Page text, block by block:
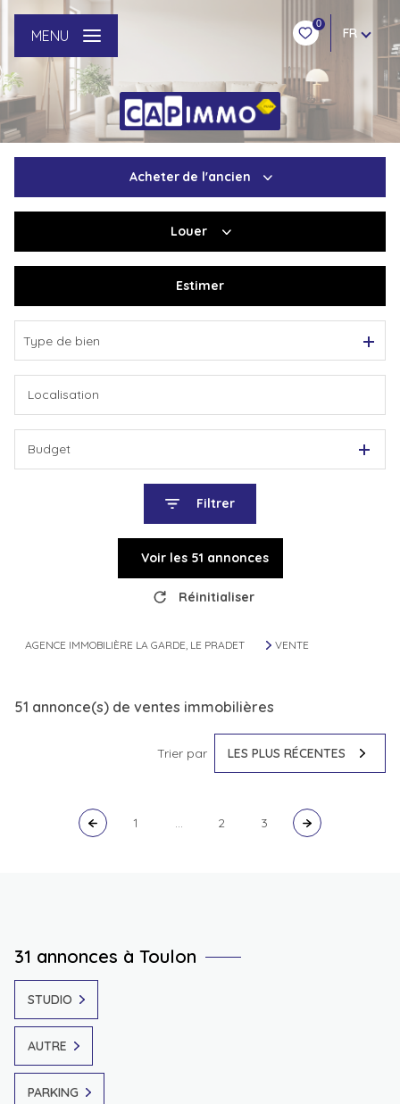
0
FR
MENU
Acheter de l'ancien
Louer
Estimer
Type de bien
Budget
Filtrer
Voir les 51 annonces
Réinitialiser
AGENCE IMMOBILIÈRE LA GARDE, LE PRADET VENTE
51 annonce(s) de ventes immobilières
Trier par LES PLUS RÉCENTES
1 ... 2 3
31 annonces à Toulon
STUDIO
AUTRE
PARKING